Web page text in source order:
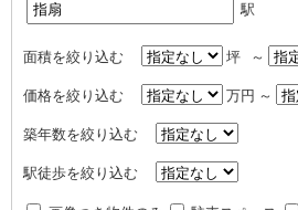
駅
面積を絞り込む 坪 ～
価格を絞り込む 万円 ～
築年数を絞り込む
駅徒歩を絞り込む